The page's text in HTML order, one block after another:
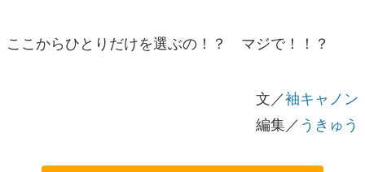
ここからひとりだけを選ぶの！？ マジで！！？
文／袖キャノン
編集／ うきゅう